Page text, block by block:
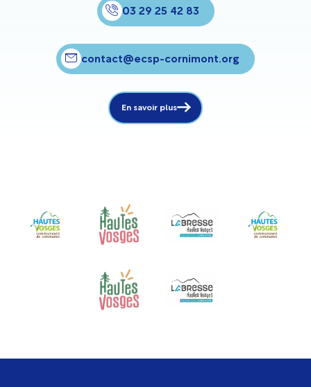
03 29 25 42 83
contact@ecsp-cornimont.org
En savoir plus